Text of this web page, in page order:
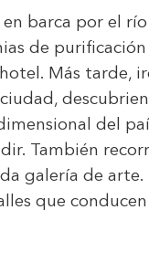
barca por el
de
Más tarde,
del
También
galería de
que